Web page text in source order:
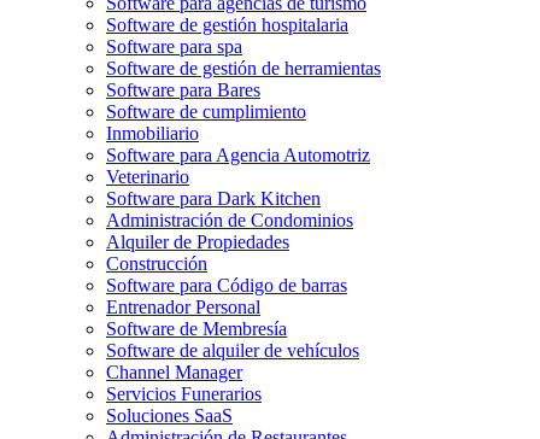
Software de gestión hospitalaria
Software para spa
Software de gestión de herramientas
Software para Bares
Software de cumplimiento
Inmobiliario
Software para Agencia Automotriz
Veterinario
Software para Dark Kitchen
Administración de Condominios
Alquiler de Propiedades
Construcción
Software para Código de barras
Entrenador Personal
Software de Membresía
Software de alquiler de vehículos
Channel Manager
Servicios Funerarios
Soluciones SaaS